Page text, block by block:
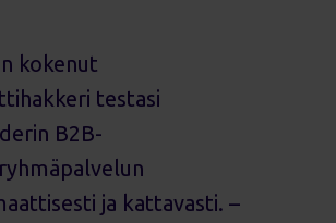
kokenut
testasi
B2B-
ja kattavasti. –